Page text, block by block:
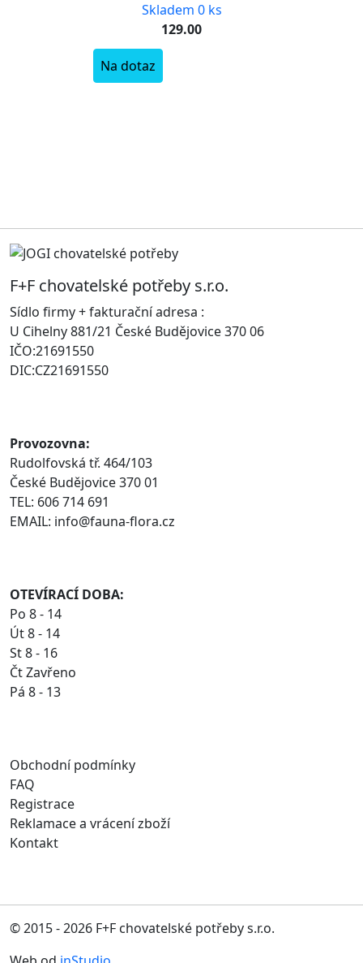
Skladem 0 ks
129.00
Na dotaz
F+F chovatelské potřeby s.r.o.
Sídlo firmy + fakturační adresa :
U Cihelny 881/21 České Budějovice 370 06
IČO:21691550
DIC:CZ21691550
Provozovna:
Rudolfovská tř. 464/103
České Budějovice 370 01
TEL: 606 714 691
EMAIL: info@fauna-flora.cz
OTEVÍRACÍ DOBA:
Po 8 - 14
Út 8 - 14
St 8 - 16
Čt Zavřeno
Pá 8 - 13
Obchodní podmínky
FAQ
Registrace
Reklamace a vrácení zboží
Kontakt
© 2015 - 2026 F+F chovatelské potřeby s.r.o.